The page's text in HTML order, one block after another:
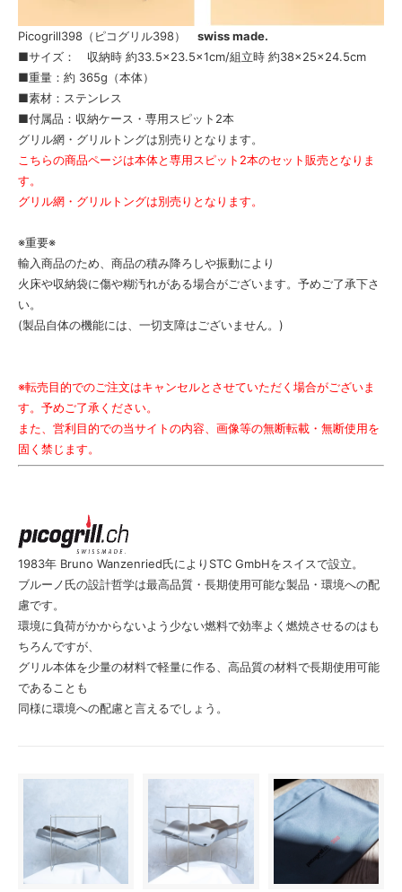
Picogrill398（ピコグリル398） swiss made.
■サイズ： 収納時 約33.5×23.5×1cm/組立時 約38×25×24.5cm
■重量：約 365g（本体）
■素材：ステンレス
■付属品：収納ケース・専用スピット2本
グリル網・グリルトングは別売りとなります。
こちらの商品ページは本体と専用スピット2本のセット販売となりま
す。
グリル網・グリルトングは別売りとなります。
※重要※
輸入商品のため、商品の積み降ろしや振動により
火床や収納袋に傷や糊汚れがある場合がございます。予めご了承下さ
い。
(製品自体の機能には、一切支障はございません。)
※転売目的でのご注文はキャンセルとさせていただく場合がございま
す。予めご了承ください。
また、営利目的での当サイトの内容、画像等の無断転載・無断使用を
固く禁じます。
1983年 Bruno Wanzenried氏によりSTC GmbHをスイスで設立。
ブルーノ氏の設計哲学は最高品質・長期使用可能な製品・環境への配
慮です。
環境に負荷がかからないよう少ない燃料で効率よく燃焼させるのはも
ちろんですが、
グリル本体を少量の材料で軽量に作る、高品質の材料で長期使用可能
であることも
同様に環境への配慮と言えるでしょう。